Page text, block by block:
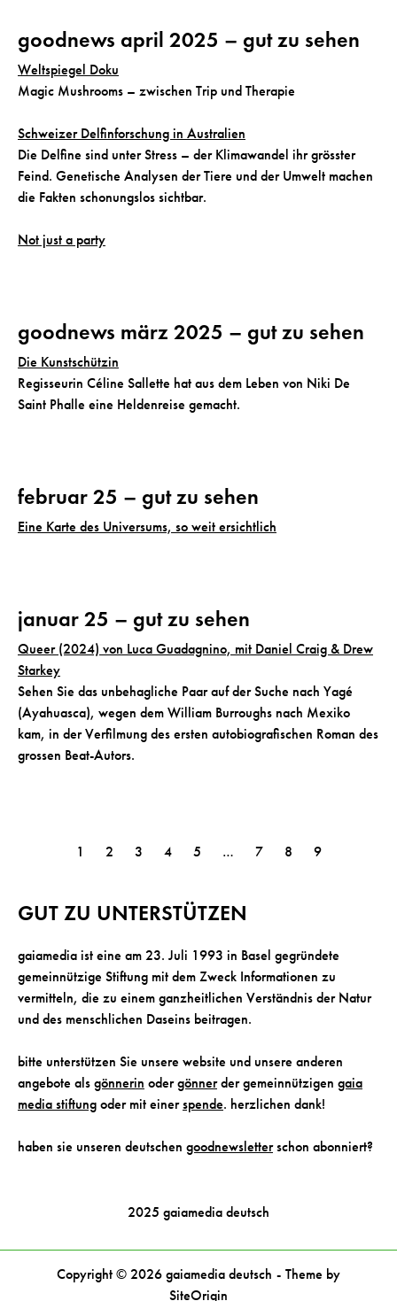
goodnews april 2025 – gut zu sehen
Weltspiegel Doku
Magic Mushrooms – zwischen Trip und Therapie
Schweizer Delfinforschung in Australien
Die Delfine sind unter Stress – der Klimawandel ihr grösster
Feind. Genetische Analysen der Tiere und der Umwelt machen
die Fakten schonungslos sichtbar.
Not just a party
goodnews märz 2025 – gut zu sehen
Die Kunstschützin
Regisseurin Céline Sallette hat aus dem Leben von Niki De
Saint Phalle eine Heldenreise gemacht.
februar 25 – gut zu sehen
Eine Karte des Universums, so weit ersichtlich
januar 25 – gut zu sehen
Queer (2024) von Luca Guadagnino, mit Daniel Craig & Drew
Starkey
Sehen Sie das unbehagliche Paar auf der Suche nach Yagé
(Ayahuasca), wegen dem William Burroughs nach Mexiko
kam, in der Verfilmung des ersten autobiografischen Roman des
grossen Beat-Autors.
s
s
n
a
v
g
a
t
o
1 2 3 4 5 … 7 8 9
GUT ZU UNTERSTÜTZEN
gaiamedia ist eine am 23. Juli 1993 in Basel gegründete
gemeinnützige Stiftung mit dem Zweck Informationen zu
vermitteln, die zu einem ganzheitlichen Verständnis der Natur
und des menschlichen Daseins beitragen.
bitte unterstützen Sie unsere website und unsere anderen
angebote als gönnerin odergönnerder gemeinnützigen gaia
media stiftung oder mit einerspende. herzlichen dank!
haben sie unseren deutschen goodnewsletterschon abonniert?
2025 gaiamedia deutsch
Copyright © 2026 gaiamedia deutsch
Theme by
SiteOrigin